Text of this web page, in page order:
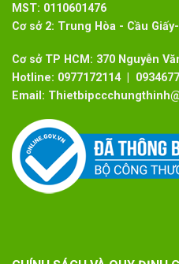
MST: 0110601476
Cơ sở 2: Trung Hòa - Cầu
Cơ sở TP HCM: 370 Nguyễn
Hotline: 0977172114 |
Email: